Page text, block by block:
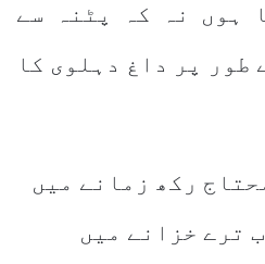
ہوں نہ کہ پٹنہ سے
طور پر داغ دہلوی کا
رکھ زمانے میں
ترے خزانے میں